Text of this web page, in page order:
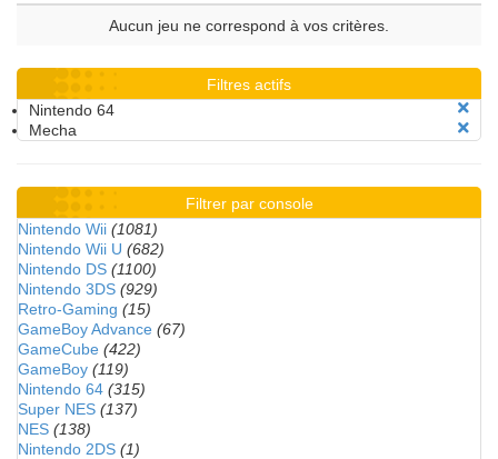
Aucun jeu ne correspond à vos critères.
Filtres actifs
Nintendo 64
Mecha
Filtrer par console
Nintendo Wii (1081)
Nintendo Wii U (682)
Nintendo DS (1100)
Nintendo 3DS (929)
Retro-Gaming (15)
GameBoy Advance (67)
GameCube (422)
GameBoy (119)
Nintendo 64 (315)
Super NES (137)
NES (138)
Nintendo 2DS (1)